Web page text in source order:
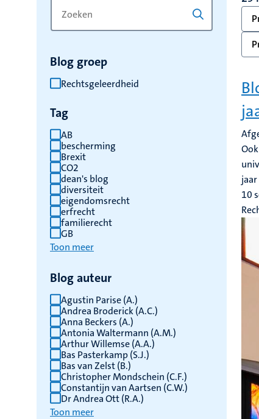
trefwoord
trefwoord
resultaten
Blog groep
Rechtsgeleerdheid
Tag
AB
bescherming
Brexit
CO2
dean's blog
diversiteit
eigendomsrecht
erfrecht
familierecht
GB
Toon meer
Blog auteur
Agustin Parise (A.)
Andrea Broderick (A.C.)
Anna Beckers (A.)
Antonia Waltermann (A.M.)
Arthur Willemse (A.A.)
Bas Pasterkamp (S.J.)
Bas van Zelst (B.)
Christopher Mondschein (C.F.)
Constantijn van Aartsen (C.W.)
Dr Andrea Ott (R.A.)
Toon meer
10